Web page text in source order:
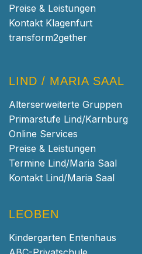
Preise & Leistungen
Kontakt Klagenfurt
transform2gether
LIND / MARIA SAAL
Alterserweiterte Gruppen
Primarstufe Lind/Karnburg
Online Services
Preise & Leistungen
Termine Lind/Maria Saal
Kontakt Lind/Maria Saal
LEOBEN
Kindergarten Entenhaus